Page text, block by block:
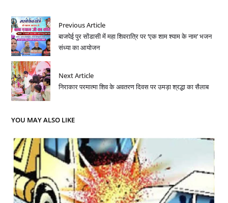
Previous Article
बाजपेई पुर सोंडासी में महा शिवरात्रि पर ‘एक शाम श्याम के नाम’ भजन
संध्या का आयोजन
Next Article
निराकार परमात्मा शिव के अवतरण दिवस पर उमड़ा श्रद्धा का सैलाब
YOU MAY ALSO LIKE